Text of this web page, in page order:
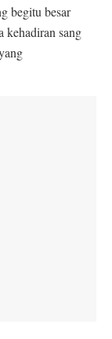
begitu besar
kehadiran sang